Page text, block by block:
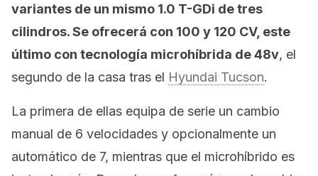
variantes de un mismo 1.0 T-GDi de tres
cilindros. Se ofrecerá con 100 y 120 CV, este
último con tecnología microhíbrida de 48v, el
segundo de la casa tras el Hyundai Tucson.
La primera de ellas equipa de serie un cambio
manual de 6 velocidades y opcionalmente un
automático de 7, mientras que el microhíbrido es